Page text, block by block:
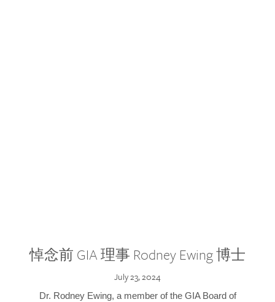
悼念前 GIA 理事 Rodney Ewing 博士
July 23, 2024
Dr. Rodney Ewing, a member of the GIA Board of